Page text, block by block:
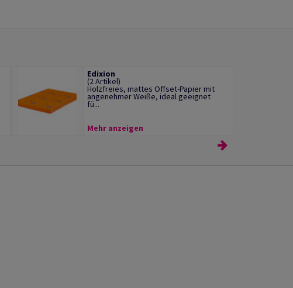
Edixion
(2 Artikel)
Holzfreies, mattes Offset-Papier mit
angenehmer Weiße, ideal geeignet
fü...
Mehr anzeigen